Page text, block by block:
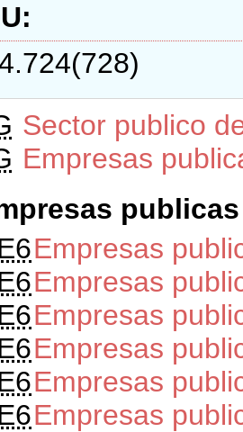
Sector publico
Empresas
Empresas
Empresas
Empresas
Empresas
Empresas
Empresas